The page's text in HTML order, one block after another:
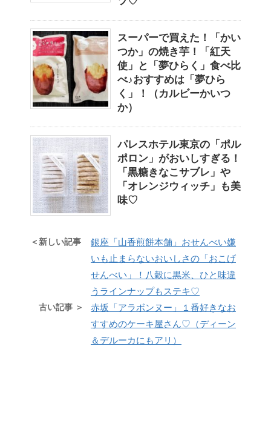
スーパーで買えた！「かい
つか」の焼き芋！「紅天
使」と「夢ひらく」食べ比
べ♪おすすめは「夢ひら
く」！（カルビーかいつ
か）
パレスホテル東京の「ポル
ポロン」がおいしすぎる！
「黒糖きなこサブレ」や
「オレンジウィッチ」も美
味♡
＜新しい記事
銀座「山香煎餅本舗」おせんべい嫌
いも止まらないおいしさの「おこげ
せんべい」！八穀に黒米、ひと味違
うラインナップもステキ♡
古い記事 ＞
赤坂「アラボンヌー」１番好きなお
すすめのケーキ屋さん♡（ディーン
＆デルーカにもアリ）